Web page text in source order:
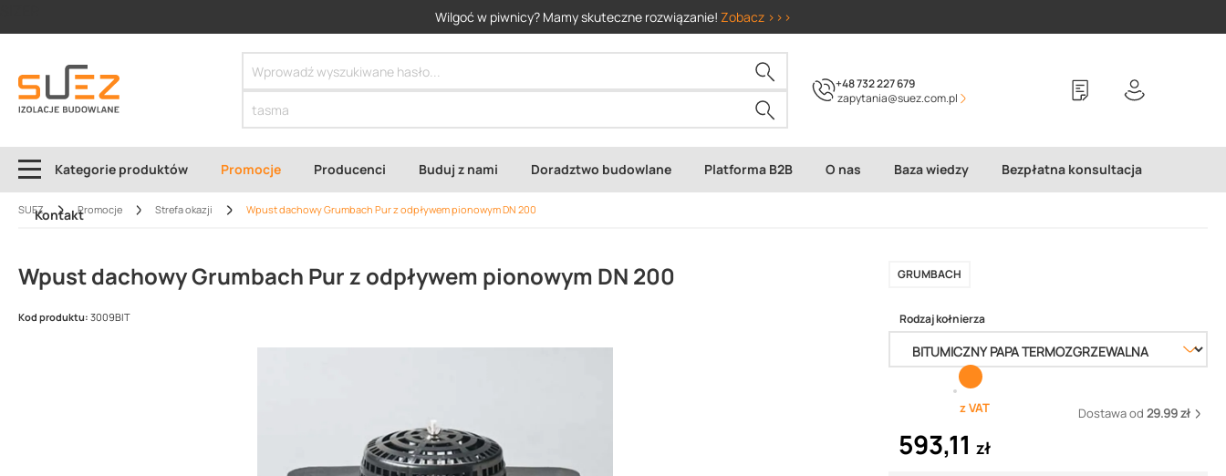
Wilgoć w piwnicy? Mamy skuteczne rozwiązanie! Zobacz >>>
+48 732 227 679
zapytania@suez.com.pl
Kategorie produktów Promocje Producenci Buduj z nami Doradztwo budowlane Platforma B2B O nas Baza wiedzy Bezpłatna konsultacja
Kontakt
SUEZ Promocje Strefa okazji Wpust dachowy Grumbach Pur z odpływem pionowym DN 200
Wpust dachowy Grumbach Pur z odpływem pionowym DN 200 GRUMBACH
Kod produktu: 3009BIT Rodzaj kołnierza
z VAT Dostawa od 29.99 zł
593,11 zł